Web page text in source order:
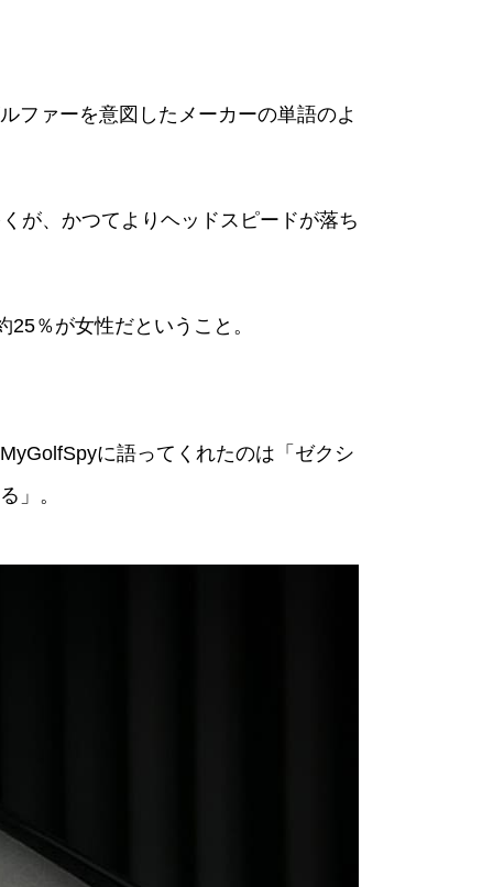
ファーを意図したメーカーの単語のよ
が、かつてよりヘッドスピードが落ち
％が女性だということ。
に語ってくれたのは「ゼクシ
」。